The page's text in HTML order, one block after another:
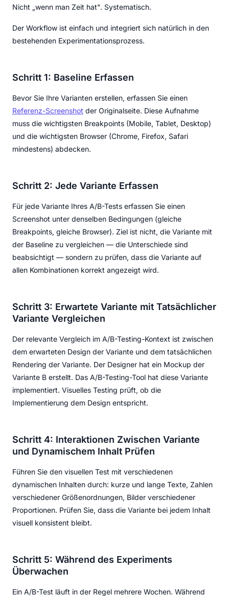
Nicht „wenn man Zeit hat". Systematisch.
Der Workflow ist einfach und integriert sich natürlich in den
bestehenden Experimentationsprozess.
Schritt 1: Baseline Erfassen
Bevor Sie Ihre Varianten erstellen, erfassen Sie einen
Referenz-Screenshot der Originalseite. Diese Aufnahme
muss die wichtigsten Breakpoints (Mobile, Tablet, Desktop)
und die wichtigsten Browser (Chrome, Firefox, Safari
mindestens) abdecken.
Schritt 2: Jede Variante Erfassen
Für jede Variante Ihres A/B-Tests erfassen Sie einen
Screenshot unter denselben Bedingungen (gleiche
Breakpoints, gleiche Browser). Ziel ist nicht, die Variante mit
der Baseline zu vergleichen — die Unterschiede sind
beabsichtigt — sondern zu prüfen, dass die Variante auf
allen Kombinationen korrekt angezeigt wird.
Schritt 3: Erwartete Variante mit Tatsächlicher
Variante Vergleichen
Der relevante Vergleich im A/B-Testing-Kontext ist zwischen
dem erwarteten Design der Variante und dem tatsächlichen
Rendering der Variante. Der Designer hat ein Mockup der
Variante B erstellt. Das A/B-Testing-Tool hat diese Variante
implementiert. Visuelles Testing prüft, ob die
Implementierung dem Design entspricht.
Schritt 4: Interaktionen Zwischen Variante
und Dynamischem Inhalt Prüfen
Führen Sie den visuellen Test mit verschiedenen
dynamischen Inhalten durch: kurze und lange Texte, Zahlen
verschiedener Größenordnungen, Bilder verschiedener
Proportionen. Prüfen Sie, dass die Variante bei jedem Inhalt
visuell konsistent bleibt.
Schritt 5: Während des Experiments
Überwachen
Ein A/B-Test läuft in der Regel mehrere Wochen. Während